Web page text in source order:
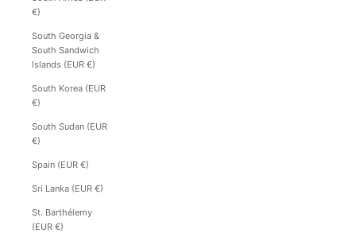
€)
South Georgia &
South Sandwich
Islands (EUR €)
South Korea (EUR
€)
South Sudan (EUR
€)
Spain (EUR €)
Sri Lanka (EUR €)
St. Barthélemy
(EUR €)